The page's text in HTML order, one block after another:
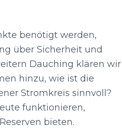
benötigt werden,
über Sicherheit und
Dauching klären wir
hinzu, wie ist die
Stromkreis sinnvoll?
funktionieren,
bieten.